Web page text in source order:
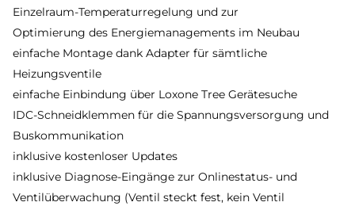
Einzelraum-Temperaturregelung und zur
Optimierung des Energiemanagements im Neubau
einfache Montage dank Adapter für sämtliche
Heizungsventile
einfache Einbindung über Loxone Tree Gerätesuche
IDC-Schneidklemmen für die Spannungsversorgung und
Buskommunikation
inklusive kostenloser Updates
inklusive Diagnose-Eingänge zur Onlinestatus- und
Ventilüberwachung (Ventil steckt fest, kein Ventil